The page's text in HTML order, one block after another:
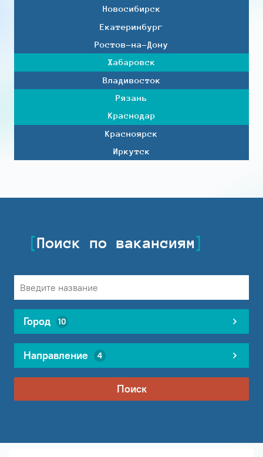
Новосибирск
Екатеринбург
Ростов-на-Дону
Хабаровск
Владивосток
Рязань
Краснодар
Красноярск
Иркутск
Поиск по вакансиям
Город 10
Направление 4
Поиск